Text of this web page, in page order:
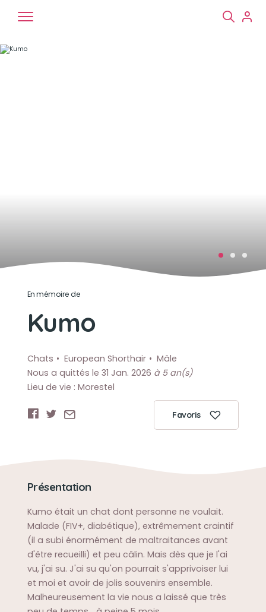
En mémoire de
Kumo
Chats European Shorthair
Mâle
Nous a quittés le 31 Jan. 2026 à 5 an(s)
Lieu de vie : Morestel
Favoris
Présentation
Kumo était un chat dont personne ne voulait.
Malade (FIV+, diabétique), extrêmement craintif
(il a subi énormément de maltraitances avant
d'être recueilli) et peu câlin. Mais dès que je l'ai
vu, j'ai su. J'ai su qu'on pourrait s'apprivoiser lui
et moi et avoir de jolis souvenirs ensemble.
Malheureusement la vie nous a laissé que très